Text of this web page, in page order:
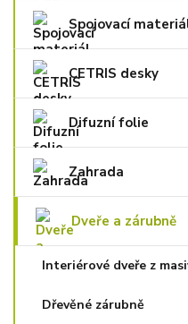
Spojovací
CETRIS desky
Difuzní folie
Zahrada
Dveře a zárubně
Interiérové dveře z
Dřevěné zárubně